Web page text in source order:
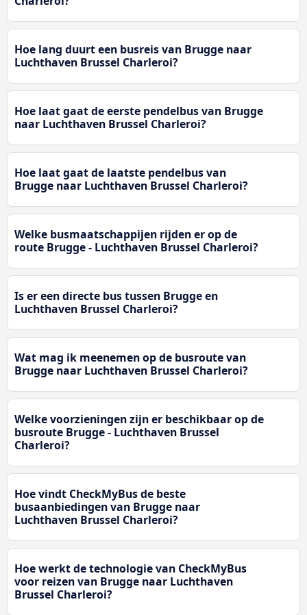
Hoe lang duurt een busreis van Brugge naar
Luchthaven Brussel Charleroi?
Hoe laat gaat de eerste pendelbus van Brugge
naar Luchthaven Brussel Charleroi?
Hoe laat gaat de laatste pendelbus van
Brugge naar Luchthaven Brussel Charleroi?
Welke busmaatschappijen rijden er op de
route Brugge - Luchthaven Brussel Charleroi?
Is er een directe bus tussen Brugge en
Luchthaven Brussel Charleroi?
Wat mag ik meenemen op de busroute van
Brugge naar Luchthaven Brussel Charleroi?
Welke voorzieningen zijn er beschikbaar op de
busroute Brugge - Luchthaven Brussel
Charleroi?
Hoe vindt CheckMyBus de beste
busaanbiedingen van Brugge naar
Luchthaven Brussel Charleroi?
Hoe werkt de technologie van CheckMyBus
voor reizen van Brugge naar Luchthaven
Brussel Charleroi?